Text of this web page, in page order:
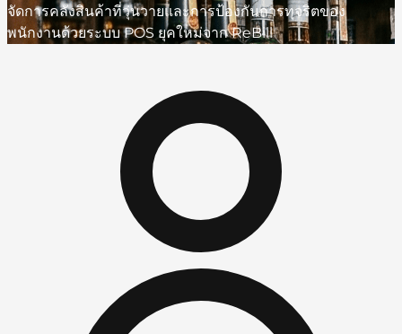
จัดการคลังสินค้าที่วุ่นวายและการป้องกันการทุจริตของ
พนักงานด้วยระบบ POS ยุคใหม่จาก ReBill